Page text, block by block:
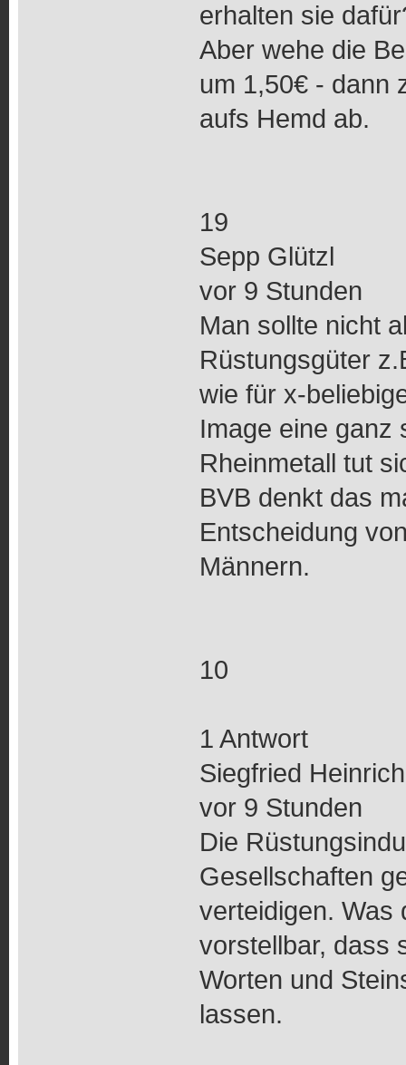
erhalten sie
Aber wehe die
um 1,50€ - dann
aufs Hemd ab.
19
Sepp Glützl
vor 9 Stunden
Man sollte nicht
Rüstungsgüter
wie für x-
Image eine ganz
Rheinmetall tut
BVB denkt das
Entscheidung
Männern.
10
1 Antwort
Siegfried Heinrich
vor 9 Stunden
Die
Gesellschaften
verteidigen.
vorstellbar, dass
Worten und
lassen.